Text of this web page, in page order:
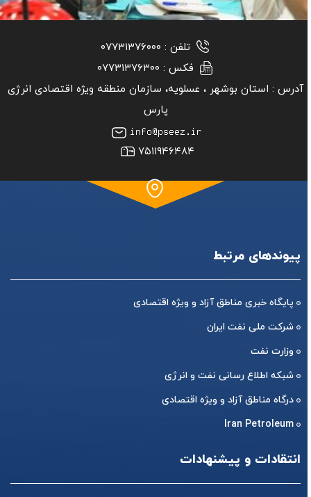
برگزاری مانور دورمیزی سطح یک تکمیلی ...
تلفن :۰۷۷۳۱۳۷۶۰۰۰
استان بوشهر ‏، عسلویه، سازمان منطقه ویژه اقتصادی انرژی
پارس
۷۵۱۱۹۴۶۴۸۴
پایگاه خبری مناطق آزاد و ویژه اقتصادی
وزارت نفت
شبکه اطلاع رسانی نفت و انرژی
درگاه مناطق آزاد و ویژه اقتصادی
Iran Petroleum
انتقادات و پیشنهادات
ثبت درخواست در سامانه دسترسی آزاد به اطلاعات